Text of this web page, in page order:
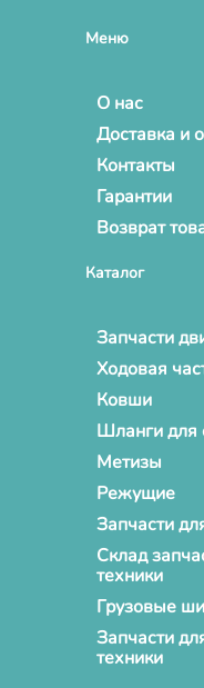
Меню
О нас
Доставка и
Контакты
Гарантии
Возврат
Каталог
Запчасти
Ходовая
Ковши
Шланги для
Метизы
Режущие
Запчасти
Склад
техники
Грузовые
Запчасти
техники